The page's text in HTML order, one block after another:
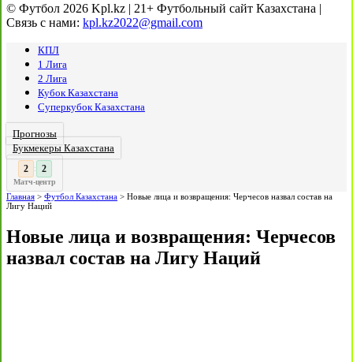
© Футбол 2026 Kpl.kz | 21+ Футбольный сайт Казахстана |
Связь с нами: kpl.kz2022@gmail.com
КПЛ
1 Лига
2 Лига
Кубок Казахстана
Суперкубок Казахстана
Прогнозы
Букмекеры Казахстана
3
:
Матч-центр
Главная > Футбол Казахстана > Новые лица и возвращения: Черчесов назвал состав на
Лигу Наций
Новые лица и возвращения: Черчесов
назвал состав на Лигу Наций